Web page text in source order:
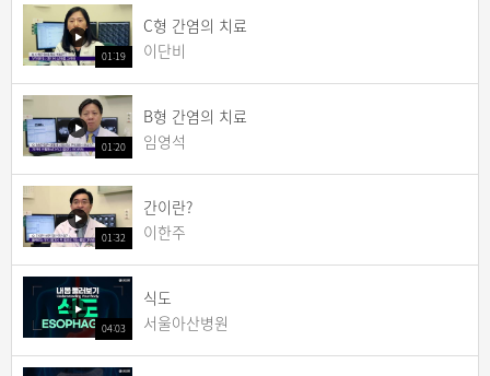
01:19
C형 간염의 치료
이단비
01:20
B형 간염의 치료
임영석
01:32
간이란?
이한주
04:03
식도
서울아산병원